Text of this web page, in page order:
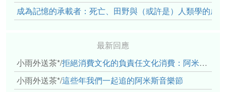
成為記憶的承載者：死亡、田野與（或許是）人類學的成
最新回應
小雨外送茶*/拒絕消費文化的負責任文化消費：阿米斯音樂節的市集體驗
小雨外送茶*/這些年我們一起追的阿米斯音樂節